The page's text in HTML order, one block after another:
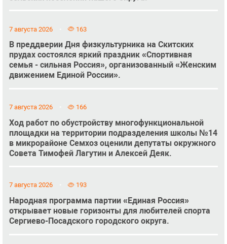
7 августа 2026 163
В преддверии Дня физкультурника на Скитских
прудах состоялся яркий праздник «Спортивная
семья - сильная Россия», организованный «Женским
движением Единой России».
7 августа 2026 166
Ход работ по обустройству многофункциональной
площадки на территории подразделения школы №14
в микрорайоне Семхоз оценили депутаты окружного
Совета Тимофей Лагутин и Алексей Деяк.
7 августа 2026 193
Народная программа партии «Единая Россия»
открывает новые горизонты для любителей спорта
Сергиево-Посадского городского округа.